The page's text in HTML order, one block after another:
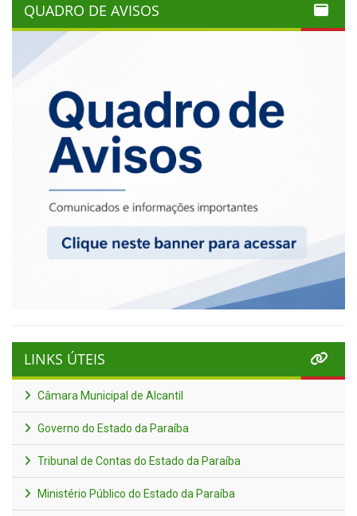
QUADRO DE AVISOS
LINKS ÚTEIS
Câmara Municipal de Alcantil
Governo do Estado da Paraíba
Tribunal de Contas do Estado da Paraíba
Ministério Público do Estado da Paraíba